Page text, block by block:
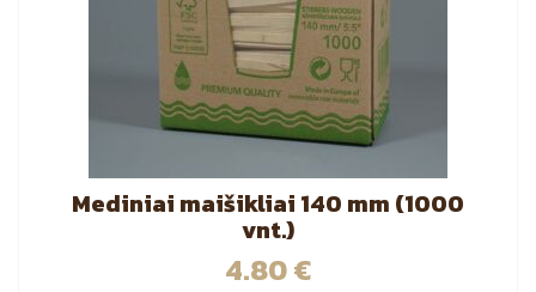
Mediniai maišikliai 140 mm (1000
vnt.)
4.80€